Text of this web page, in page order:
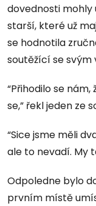
dovednosti mohly
starší, které už
se hodnotila
soutěžící se svým
“Přihodilo se
se,” řekl jeden ze
“Sice jsme měli
ale to nevadí. My
Odpoledne bylo
prvním místě